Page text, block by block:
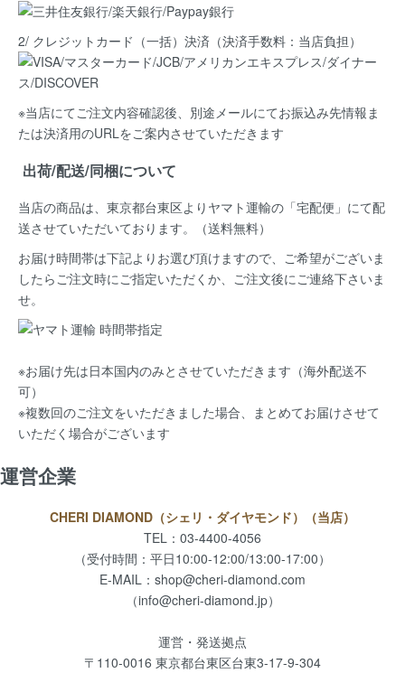
2/ クレジットカード（一括）決済 （決済手数料：当店負担）
※当店にてご注文内容確認後、別途メールにてお振込み先情報ま
たは決済用のURLをご案内させていただきます
出荷/配送/同梱について
当店の商品は、 東京都台東区よりヤマト運輸の「宅配便」にて配
送させていただいております。（送料無料）
お届け時間帯は下記よりお選び頂けますので、ご希望がございま
したらご注文時にご指定いただくか、ご注文後にご連絡下さいま
せ。
※お届け先は日本国内のみとさせていただきます（海外配送不
可）
※複数回のご注文をいただきました場合、まとめてお届けさせて
いただく場合がございます
運営企業
CHERI DIAMOND（シェリ・ダイヤモンド）（当店）
TEL：03-4400-4056
（受付時間：平日10:00-12:00/13:00-17:00）
E-MAIL： shop@cheri-diamond.com
（info@cheri-diamond.jp）
運営・発送拠点
〒110-0016 東京都台東区台東3-17-9-304